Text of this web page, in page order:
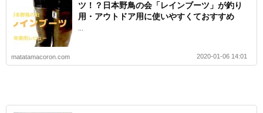
ツ！？日本野鳥の会「レインブーツ」が釣り
用・アウトドア用に使いやすくておすすめ
matatamacoron.com 2020-01-06 14:01